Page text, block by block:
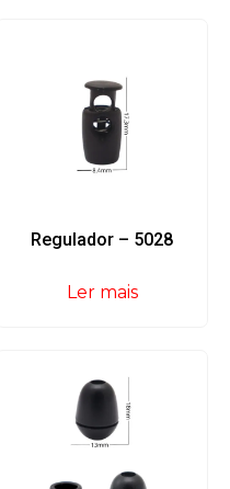
Regulador – 5028
Ler mais